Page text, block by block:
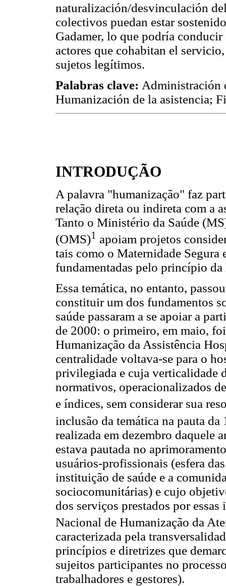
naturalización/desvinculación
colectivos puedan estar
Gadamer, lo que podría
actores que cohabitan el
sujetos legítimos.
Palabras clave: Administración
Humanización de la asistencia;
INTRODUÇÃO
A palavra "humanização" faz
relação direta ou indireta com a
Tanto o Ministério da Saúde
(OMS)1 apoiam projetos
tais como o Maternidade Segura
fundamentadas pelo princípio da
Essa temática, no entanto,
constituir um dos fundamentos
saúde passaram a se apoiar a
de 2000: o primeiro, em maio,
Humanização da Assistência
centralidade voltava-se para o
privilegiada e cuja verticalidade
normativos, operacionalizados
e índices, sem considerar sua
inclusão da temática na pauta da
realizada em dezembro daquele
estava pautada no
usuários-profissionais (esfera
instituição de saúde e a
sociocomunitárias) e cujo
dos serviços prestados por
Nacional de Humanização da
caracterizada pela
princípios e diretrizes que
sujeitos participantes no
trabalhadores e gestores).